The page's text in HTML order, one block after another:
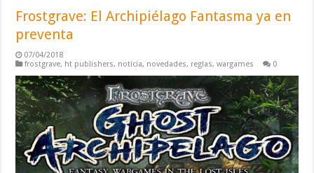
Frostgrave: El Archipiélago Fantasma ya en
preventa
07/04/2018
frostgrave, ht publishers, noticia, novedades, reglas,wargames 0